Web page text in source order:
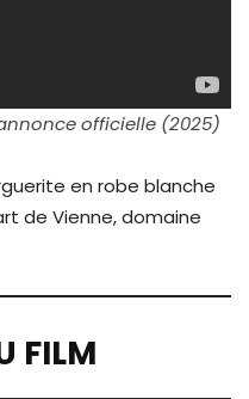
officielle (2025)
en robe blanche
de Vienne, domaine
FILM